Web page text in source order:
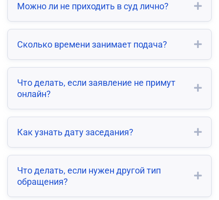
Можно ли не приходить в суд лично?
Сколько времени занимает подача?
Что делать, если заявление не примут
онлайн?
Как узнать дату заседания?
Что делать, если нужен другой тип
обращения?